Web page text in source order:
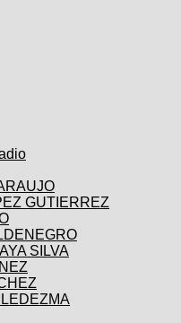
GUTIERREZ
SILVA